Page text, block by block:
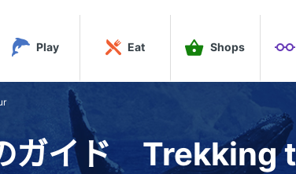
Play Eat Shops
ガイド Trekking